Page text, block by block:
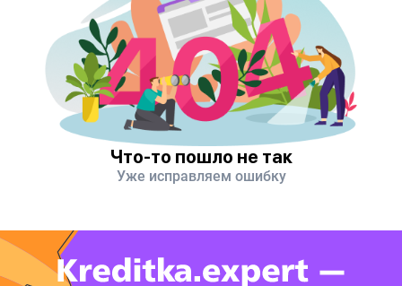
Что-то пошло не так
Уже исправляем ошибку